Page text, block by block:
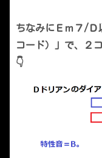
ちなみにＥｍ７/Ｄ
コード）」で、２
👇